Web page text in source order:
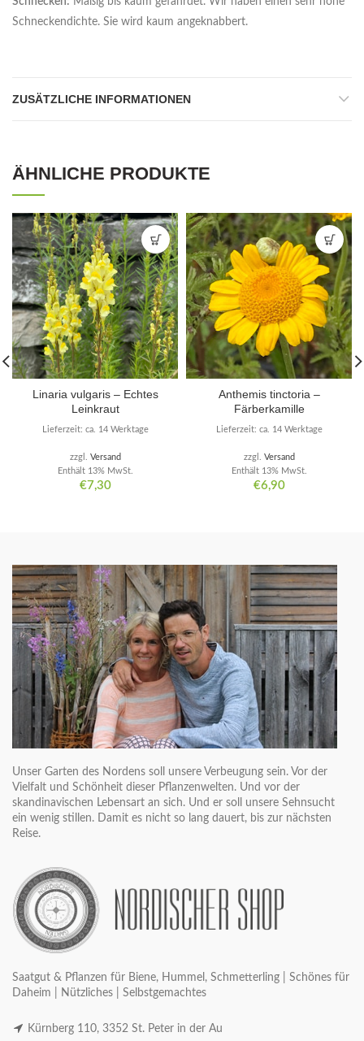
Schneckendichte. Sie wird kaum angeknabbert.
ZUSÄTZLICHE INFORMATIONEN
ÄHNLICHE PRODUKTE
Linaria vulgaris – Echtes
Leinkraut
€7,30
Enthält 13% MwSt.
zzgl. Versand
Lieferzeit: ca. 14 Werktage
Anthemis tinctoria –
Färberkamille
€6,90
Enthält 13% MwSt.
zzgl. Versand
Lieferzeit: ca. 14 Werktage
Unser Garten des Nordens soll unsere Verbeugung sein. Vor der
Vielfalt und Schönheit dieser Pflanzenwelten. Und vor der
skandinavischen Lebensart an sich. Und er soll unsere Sehnsucht
ein wenig stillen. Damit es nicht so lang dauert, bis zur nächsten
Reise.
Saatgut & Pflanzen für Biene, Hummel, Schmetterling | Schönes für
Daheim | Nützliches | Selbstgemachtes
Kürnberg 110, 3352 St. Peter in der Au